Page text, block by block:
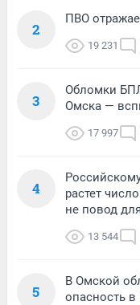
2
ПВО
19 231
3
Обломки
Омска —
17 997
4
растет
не повод
13 544
5
В Омской
опасность в